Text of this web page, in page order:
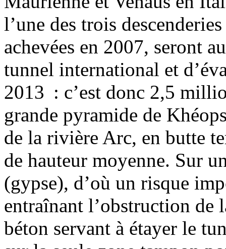
l’une des trois
achevées en 2007, seront
tunnel international et
2013 : c’est donc 2,5
grande pyramide de
de la rivière Arc, en butte
de hauteur moyenne. Sur
(gypse), d’où un risque
entraînant l’obstruction de
béton servant à étayer le